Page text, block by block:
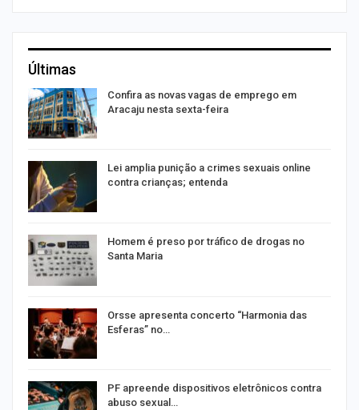
Últimas
Confira as novas vagas de emprego em
Aracaju nesta sexta-feira
Lei amplia punição a crimes sexuais online
contra crianças; entenda
Homem é preso por tráfico de drogas no
Santa Maria
Orsse apresenta concerto “Harmonia das
Esferas” no…
PF apreende dispositivos eletrônicos contra
abuso sexual…